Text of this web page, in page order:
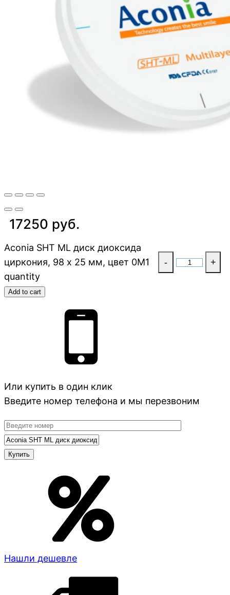
17250 руб.
Aconia SHT ML диск диоксида
циркония, 98 x 25 мм, цвет 0M1
quantity
- +
Add to cart
Или купить в один клик
Введите номер телефона и мы перезвоним
Нашли дешевле